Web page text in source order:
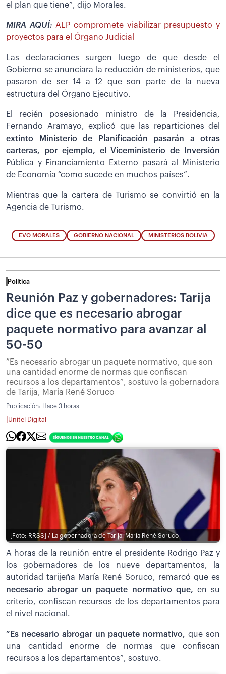
el plan que tiene”, dijo Morales.
MIRA AQUÍ:ALP compromete viabilizar presupuesto y
proyectos para el Órgano Judicial
Las declaraciones surgen luego de que desde el
Gobierno se anunciara la reducción de ministerios, que
pasaron de ser 14 a 12 que son parte de la nueva
estructura del Órgano Ejecutivo.
El recién posesionado ministro de la Presidencia,
Fernando Aramayo, explicó que las reparticiones del
extinto Ministerio de Planificación pasarán a otras
carteras, por ejemplo, el Viceministerio de Inversión
Pública y Financiamiento Externo pasará al Ministerio
de Economía “como sucede en muchos países”.
Mientras que la cartera de Turismo se convirtió en la
Agencia de Turismo.
EVO MORALES GOBIERNO NACIONAL MINISTERIOS BOLIVIA
Política
Reunión Paz y gobernadores: Tarija
dice que es necesario abrogar
paquete normativo para avanzar al
50-50
”Es necesario abrogar un paquete normativo, que son
una cantidad enorme de normas que confiscan
recursos a los departamentos”, sostuvo la gobernadora
de Tarija, María René Soruco
Publicación: Hace 3 horas
Unitel Digital
[Foto: RRSS] / La gobernadora de Tarija, María René Soruco
A horas de la reunión entre el presidente Rodrigo Paz y
los gobernadores de los nueve departamentos, la
autoridad tarijeña María René Soruco, remarcó que es
necesario abrogar un paquete normativo que, en su
criterio, confiscan recursos de los departamentos para
el nivel nacional.
”Es necesario abrogar un paquete normativo,que son
una cantidad enorme de normas que confiscan
recursos a los departamentos”, sostuvo.